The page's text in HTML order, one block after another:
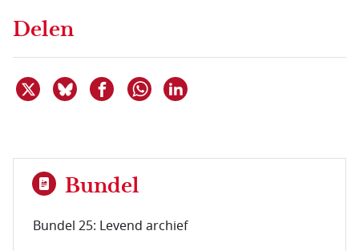
Delen
Deel dit item op X
Deel dit item op Bluesky
Deel dit item op Facebook
Delen via WhatsApp
Bundel
Bundel 25: Levend archief